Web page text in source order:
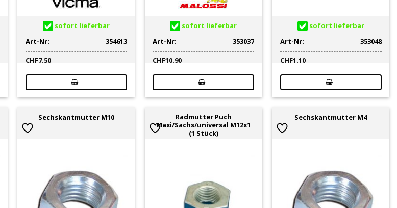
sofort lieferbar
Art-Nr:
354613
CHF7.50
sofort lieferbar
Art-Nr:
353037
CHF10.90
sofort lieferbar
Art-Nr:
353048
CHF1.10
Sechskantmutter M10
Radmutter Puch
Maxi/Sachs/universal M12x1
(1 Stück)
Sechskantmutter M4